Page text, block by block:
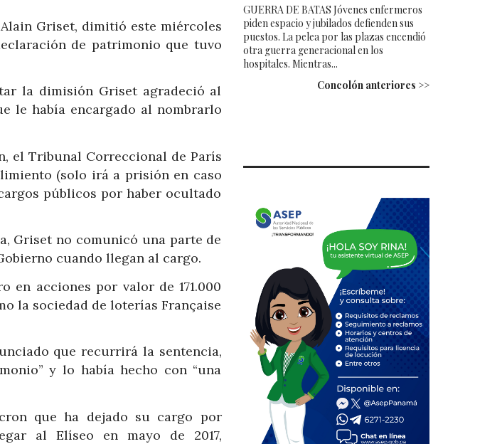
Griset, dimitió este miércoles
de patrimonio que tuvo
la dimisión Griset agradeció al
le había encargado al nombrarlo
el Tribunal Correccional de París
(solo irá a prisión en caso
públicos por haber ocultado
Griset no comunicó una parte de
cuando llegan al cargo.
en acciones por valor de 171.000
la sociedad de loterías Française
que recurrirá la sentencia,
y lo había hecho con “una
que ha dejado su cargo por
al Elíseo en mayo de 2017,
GUERRA DE BATAS Jóvenes enfermeros
piden espacio y jubilados defienden sus
puestos. La pelea por las plazas encendió
otra guerra generacional en los
hospitales. Mientras...
Concolón anteriores >>